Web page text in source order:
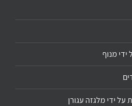
מנוף
על ידי מלגזה עגורן